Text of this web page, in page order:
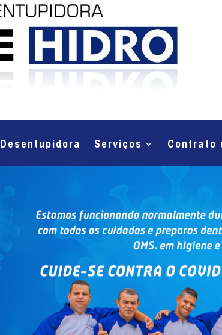
Desentupidora Serviços Contrato